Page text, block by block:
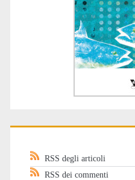
RSS degli articoli
RSS dei commenti